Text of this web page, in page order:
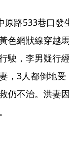
路533巷口發生
色網狀線穿越馬
駛，李男疑行經
，3人都倒地受
仍不治。洪妻因